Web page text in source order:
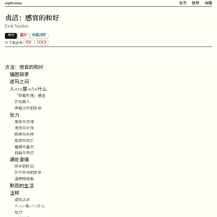
sophronius 主页 视频 书籍
贞洁：感官的和好
Erik Varden
中文 英文 中英对照
下载全书 PDF DOCX
贞洁：感官的和好
插图目录
诺玛之问
人<i>是</i>什么
「照着形像」被造
衣如其人
伊甸之外的生命
张力
身体与灵魂
男性与女性
秩序与失序
爱欲与死亡
婚姻与童贞
自由与克己
调处激情
完全的呼召
在不安中的安息
清明地观看
默观的生活
注释
诺玛之问
人<i>是</i>什么
张力